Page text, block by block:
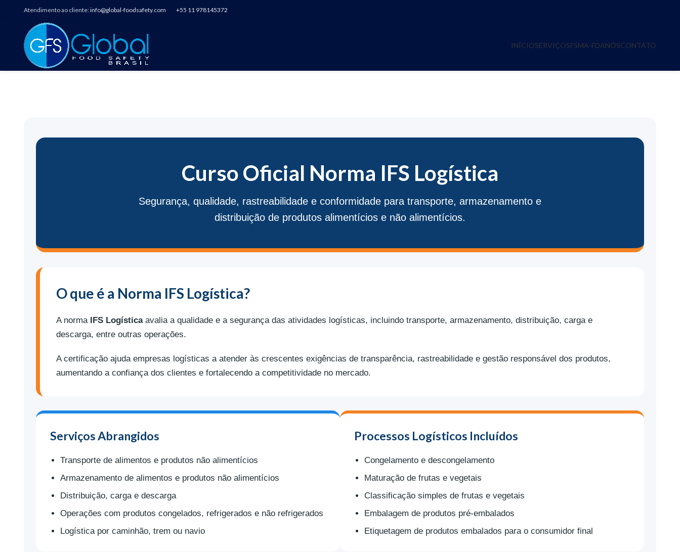
Atendimento ao cliente:info@global-foodsafety.com +55 11 978145372
INÍCIOSERVIÇOSFSMA-FDANÓSCONTATO
CURSO OFICIAL NORMA IFS LOGISTICA
Curso Oficial Norma IFS Logística
Segurança, qualidade, rastreabilidade e conformidade para transporte, armazenamento e
distribuição de produtos alimentícios e não alimentícios.
O que é a Norma IFS Logística?
A norma IFS Logísticaavalia a qualidade e a segurança das atividades logísticas, incluindo transporte, armazenamento, distribuição, carga e
descarga, entre outras operações.
A certificação ajuda empresas logísticas a atender às crescentes exigências de transparência, rastreabilidade e gestão responsável dos produtos,
aumentando a confiança dos clientes e fortalecendo a competitividade no mercado.
Serviços Abrangidos
Transporte de alimentos e produtos não alimentícios
Armazenamento de alimentos e produtos não alimentícios
Distribuição, carga e descarga
Operações com produtos congelados, refrigerados e não refrigerados
Logística por caminhão, trem ou navio
Processos Logísticos Incluídos
Congelamento e descongelamento
Maturação de frutas e vegetais
Classificação simples de frutas e vegetais
Embalagem de produtos pré-embalados
Etiquetagem de produtos embalados para o consumidor final